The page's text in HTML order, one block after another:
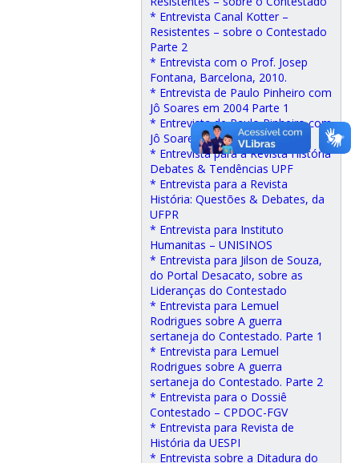
* Entrevista Canal Kotter –
Resistentes – sobre o Contestado
Parte 2
* Entrevista com o Prof. Josep
Fontana, Barcelona, 2010.
* Entrevista de Paulo Pinheiro com
Jô Soares em 2004 Parte 1
* Entrevista de Paulo Pinheiro com
Jô Soares em 2004 Parte 2
* Entrevista para a Revista História
Debates & Tendências UPF
* Entrevista para a Revista
História: Questões & Debates, da
UFPR
* Entrevista para Instituto
Humanitas – UNISINOS
* Entrevista para Jilson de Souza,
do Portal Desacato, sobre as
Lideranças do Contestado
* Entrevista para Lemuel
Rodrigues sobre A guerra
sertaneja do Contestado. Parte 1
* Entrevista para Lemuel
Rodrigues sobre A guerra
sertaneja do Contestado. Parte 2
* Entrevista para o Dossiê
Contestado – CPDOC-FGV
* Entrevista para Revista de
História da UESPI
* Entrevista sobre a Ditadura do